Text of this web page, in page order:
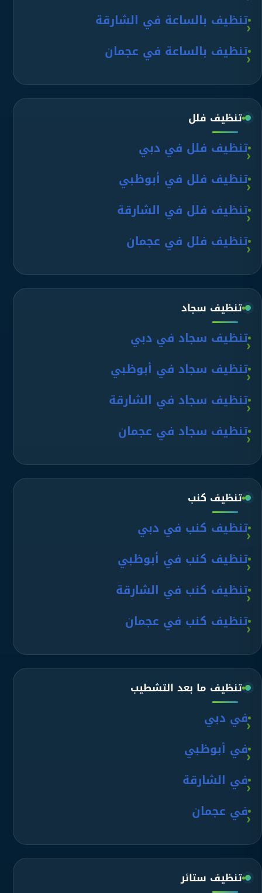
تنظيف بالساعة في الشارقة
تنظيف بالساعة في عجمان
تنظيف فلل
تنظيف فلل في دبي
تنظيف فلل في أبوظبي
تنظيف فلل في الشارقة
تنظيف فلل في عجمان
تنظيف سجاد
تنظيف سجاد في دبي
تنظيف سجاد في أبوظبي
تنظيف سجاد في الشارقة
تنظيف سجاد في عجمان
تنظيف كنب
تنظيف كنب في دبي
تنظيف كنب في أبوظبي
تنظيف كنب في الشارقة
تنظيف كنب في عجمان
تنظيف ما بعد التشطيب
في دبي
في أبوظبي
في الشارقة
في عجمان
تنظيف ستائر